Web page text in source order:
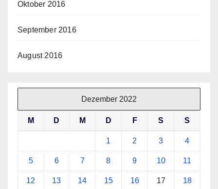
Oktober 2016
September 2016
August 2016
Dezember 2022
M D M D F S S
1 2 3 4
5 6 7 8 9 10 11
12 13 14 15 16 17 18